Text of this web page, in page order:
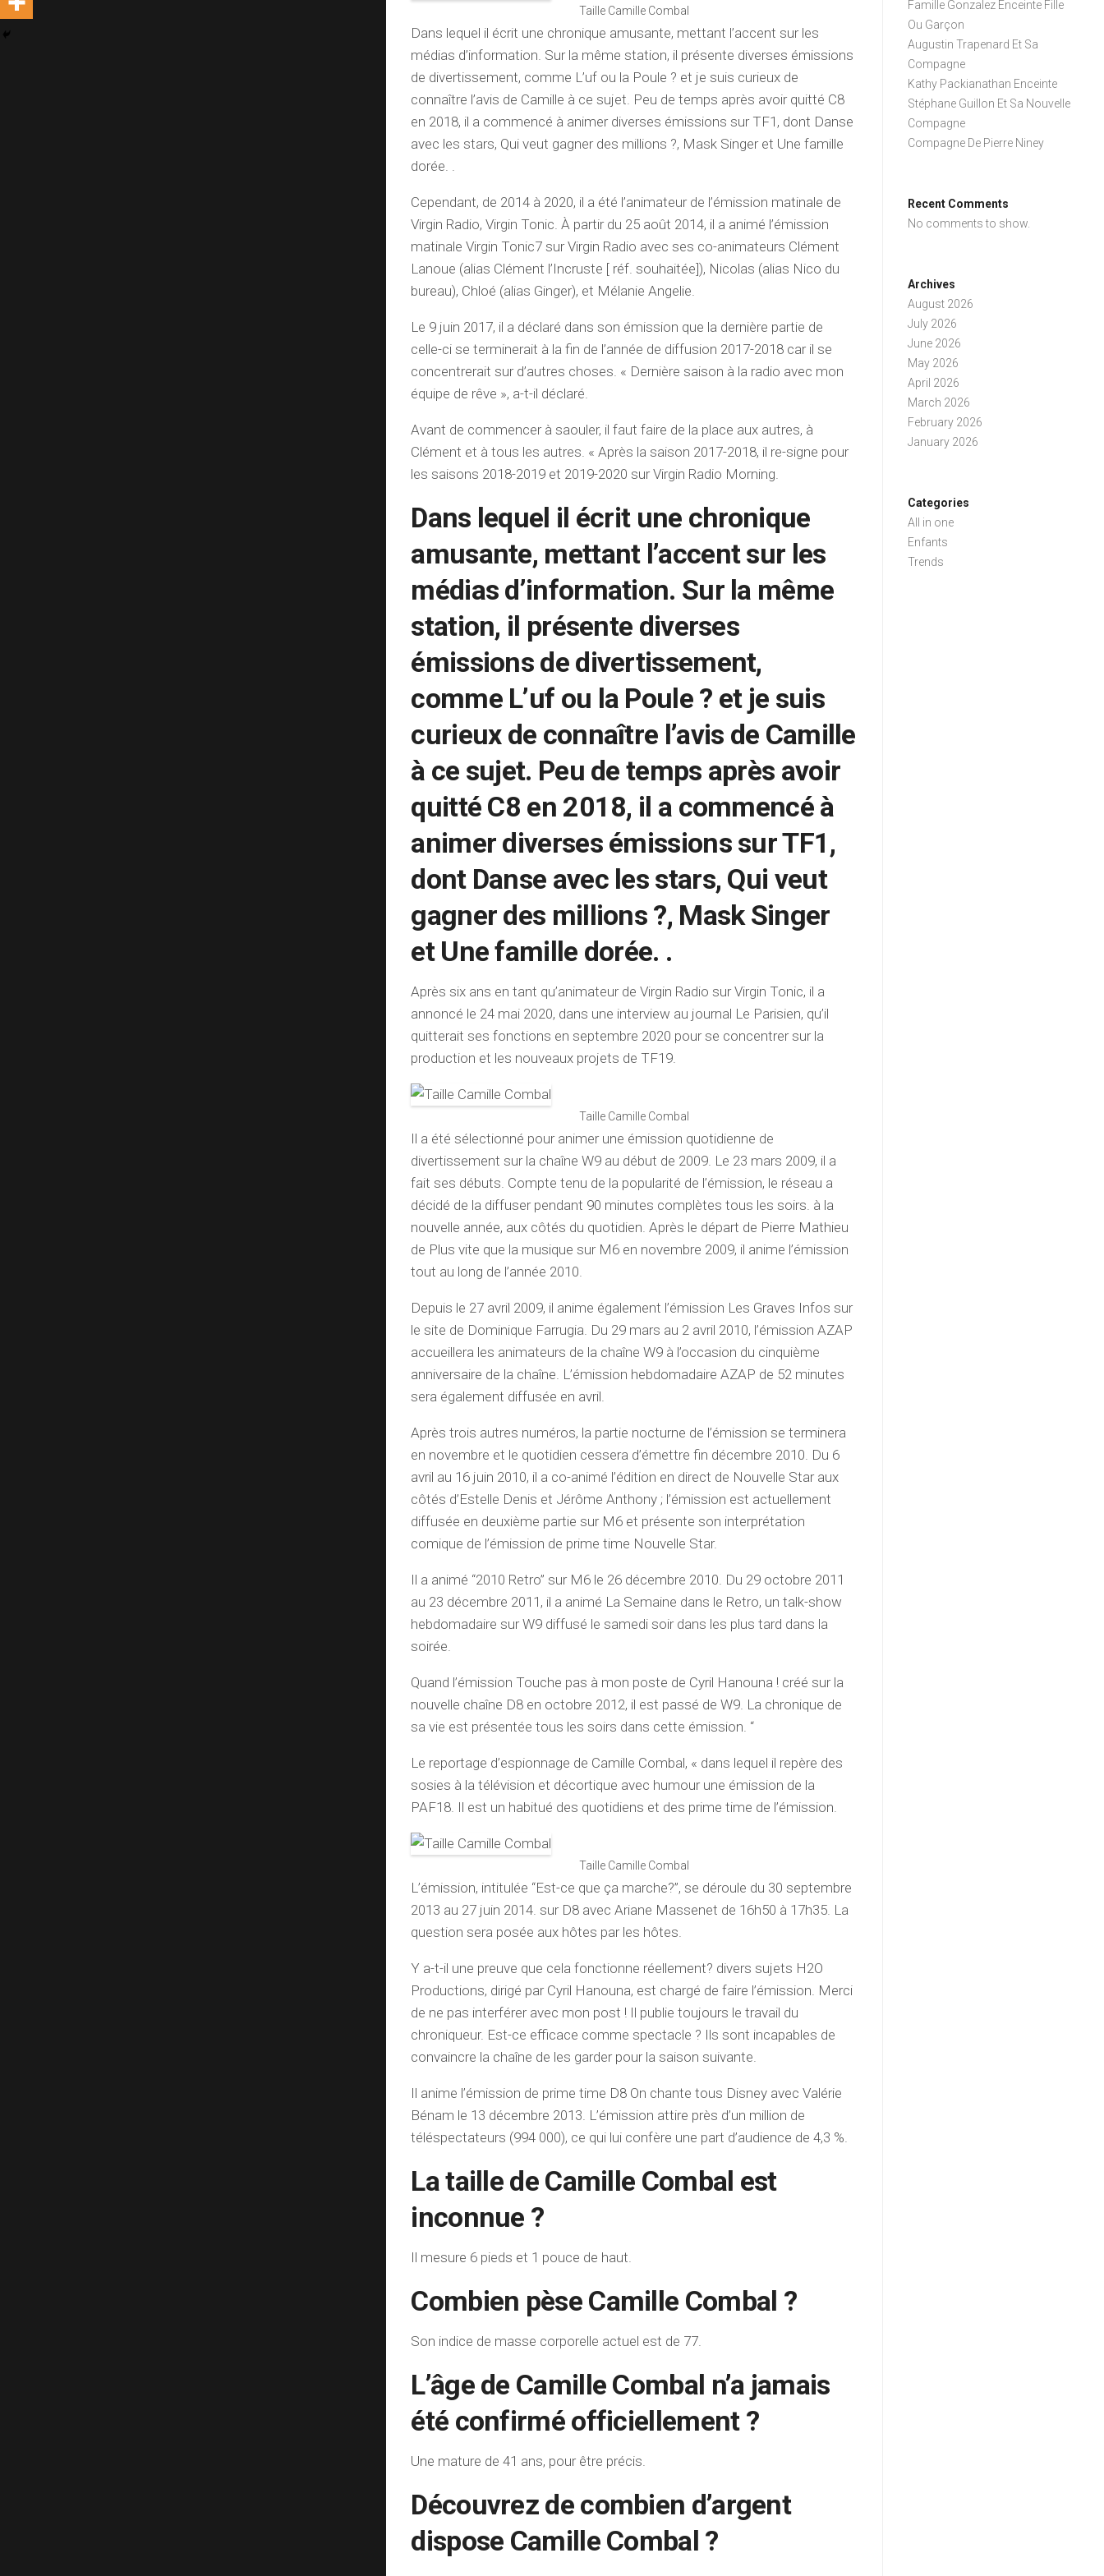
Taille Camille Combal
Dans lequel il écrit une chronique amusante, mettant l’accent sur les
médias d’information. Sur la même station, il présente diverses émissions
de divertissement, comme L’uf ou la Poule ? et je suis curieux de
connaître l’avis de Camille à ce sujet. Peu de temps après avoir quitté C8
en 2018, il a commencé à animer diverses émissions sur TF1, dont Danse
avec les stars, Qui veut gagner des millions ?, Mask Singer et Une famille
dorée. .
Cependant, de 2014 à 2020, il a été l’animateur de l’émission matinale de
Virgin Radio, Virgin Tonic. À partir du 25 août 2014, il a animé l’émission
matinale Virgin Tonic7 sur Virgin Radio avec ses co-animateurs Clément
Lanoue (alias Clément l’Incruste [ réf. souhaitée]), Nicolas (alias Nico du
bureau), Chloé (alias Ginger), et Mélanie Angelie.
Le 9 juin 2017, il a déclaré dans son émission que la dernière partie de
celle-ci se terminerait à la fin de l’année de diffusion 2017-2018 car il se
concentrerait sur d’autres choses. « Dernière saison à la radio avec mon
équipe de rêve », a-t-il déclaré.
Avant de commencer à saouler, il faut faire de la place aux autres, à
Clément et à tous les autres. « Après la saison 2017-2018, il re-signe pour
les saisons 2018-2019 et 2019-2020 sur Virgin Radio Morning.
Dans lequel il écrit une chronique
amusante, mettant l’accent sur les
médias d’information. Sur la même
station, il présente diverses
émissions de divertissement,
comme L’uf ou la Poule ? et je suis
curieux de connaître l’avis de Camille
à ce sujet. Peu de temps après avoir
quitté C8 en 2018, il a commencé à
animer diverses émissions sur TF1,
dont Danse avec les stars, Qui veut
gagner des millions ?, Mask Singer
et Une famille dorée. .
Après six ans en tant qu’animateur de Virgin Radio sur Virgin Tonic, il a
annoncé le 24 mai 2020, dans une interview au journal Le Parisien, qu’il
quitterait ses fonctions en septembre 2020 pour se concentrer sur la
production et les nouveaux projets de TF19.
Taille Camille Combal
Il a été sélectionné pour animer une émission quotidienne de
divertissement sur la chaîne W9 au début de 2009. Le 23 mars 2009, il a
fait ses débuts. Compte tenu de la popularité de l’émission, le réseau a
décidé de la diffuser pendant 90 minutes complètes tous les soirs. à la
nouvelle année, aux côtés du quotidien. Après le départ de Pierre Mathieu
de Plus vite que la musique sur M6 en novembre 2009, il anime l’émission
tout au long de l’année 2010.
Depuis le 27 avril 2009, il anime également l’émission Les Graves Infos sur
le site de Dominique Farrugia. Du 29 mars au 2 avril 2010, l’émission AZAP
accueillera les animateurs de la chaîne W9 à l’occasion du cinquième
anniversaire de la chaîne. L’émission hebdomadaire AZAP de 52 minutes
sera également diffusée en avril.
Après trois autres numéros, la partie nocturne de l’émission se terminera
en novembre et le quotidien cessera d’émettre fin décembre 2010. Du 6
avril au 16 juin 2010, il a co-animé l’édition en direct de Nouvelle Star aux
côtés d’Estelle Denis et Jérôme Anthony ; l’émission est actuellement
diffusée en deuxième partie sur M6 et présente son interprétation
comique de l’émission de prime time Nouvelle Star.
Il a animé “2010 Retro” sur M6 le 26 décembre 2010. Du 29 octobre 2011
au 23 décembre 2011, il a animé La Semaine dans le Retro, un talk-show
hebdomadaire sur W9 diffusé le samedi soir dans les plus tard dans la
soirée.
Quand l’émission Touche pas à mon poste de Cyril Hanouna ! créé sur la
nouvelle chaîne D8 en octobre 2012, il est passé de W9. La chronique de
sa vie est présentée tous les soirs dans cette émission. “
Le reportage d’espionnage de Camille Combal, « dans lequel il repère des
sosies à la télévision et décortique avec humour une émission de la
PAF18. Il est un habitué des quotidiens et des prime time de l’émission.
Taille Camille Combal
L’émission, intitulée “Est-ce que ça marche?”, se déroule du 30 septembre
2013 au 27 juin 2014. sur D8 avec Ariane Massenet de 16h50 à 17h35. La
question sera posée aux hôtes par les hôtes.
Y a-t-il une preuve que cela fonctionne réellement? divers sujets H2O
Productions, dirigé par Cyril Hanouna, est chargé de faire l’émission. Merci
de ne pas interférer avec mon post ! Il publie toujours le travail du
chroniqueur. Est-ce efficace comme spectacle ? Ils sont incapables de
convaincre la chaîne de les garder pour la saison suivante.
Il anime l’émission de prime time D8 On chante tous Disney avec Valérie
Bénam le 13 décembre 2013. L’émission attire près d’un million de
téléspectateurs (994 000), ce qui lui confère une part d’audience de 4,3 %.
La taille de Camille Combal est
inconnue ?
Il mesure 6 pieds et 1 pouce de haut.
Combien pèse Camille Combal ?
Son indice de masse corporelle actuel est de 77.
L’âge de Camille Combal n’a jamais
été confirmé officiellement ?
Une mature de 41 ans, pour être précis.
Découvrez de combien d’argent
dispose Camille Combal ?
Famille Gonzalez Enceinte Fille
Ou Garçon
Augustin Trapenard Et Sa
Compagne
Kathy Packianathan Enceinte
Stéphane Guillon Et Sa Nouvelle
Compagne
Compagne De Pierre Niney
Recent Comments
No comments to show.
Archives
August 2026
July 2026
June 2026
May 2026
April 2026
March 2026
February 2026
January 2026
Categories
All in one
Enfants
Trends